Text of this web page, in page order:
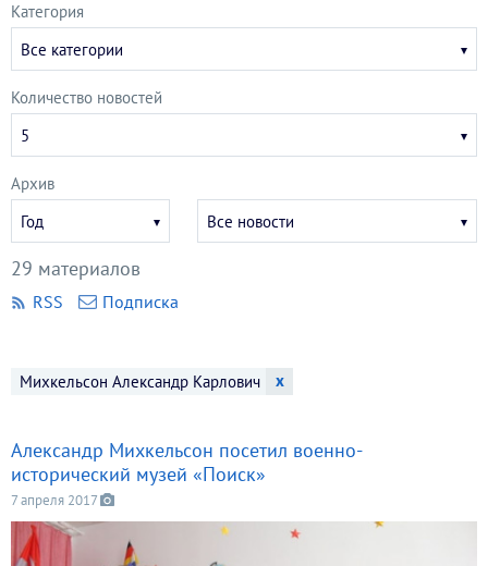
Михкельсон Александр Карлович x
Александр Михкельсон посетил военно-
исторический музей «Поиск»
7 апреля 2017
Категория
Все категории
Количество новостей
5
Архив
год
Год
месяц
Все новости
29 материалов
RSS Подписка